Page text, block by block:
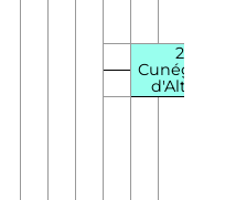
25.
d'Altdorf